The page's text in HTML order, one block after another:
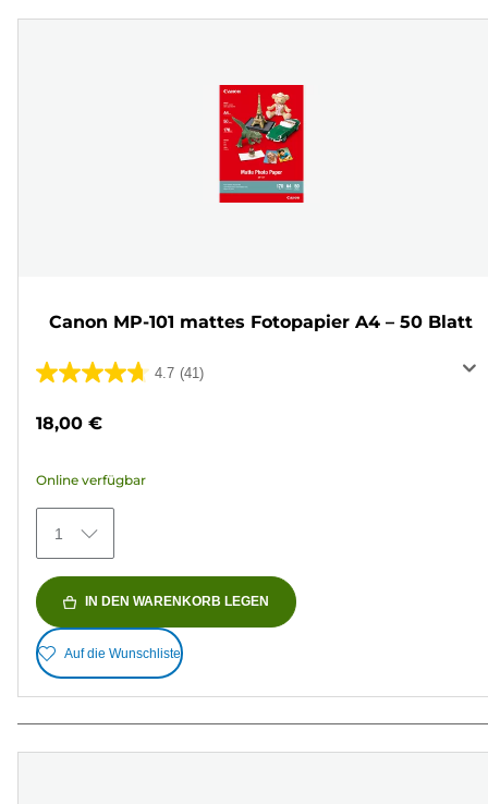
Canon MP-101 mattes Fotopapier A4 – 50 Blatt
4.7 (41)
4.7
5
41
Bewertungen
18,00 €
Online verfügbar
1
IN DEN WARENKORB LEGEN
Auf die Wunschliste